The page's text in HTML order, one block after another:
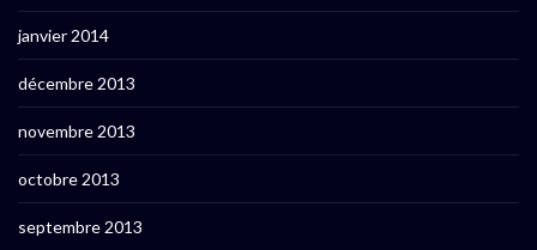
janvier 2014
décembre 2013
novembre 2013
octobre 2013
septembre 2013